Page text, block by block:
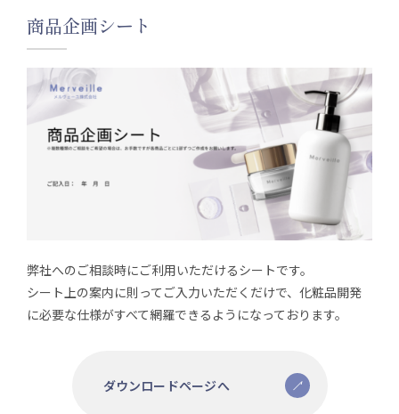
商品企画シート
弊社へのご相談時にご利用いただけるシートです。
シート上の案内に則ってご入力いただくだけで、化粧品開発
に必要な仕様がすべて網羅できるようになっております。
ダウンロードページへ